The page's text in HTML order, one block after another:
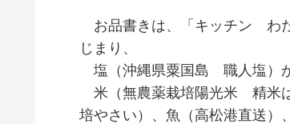
お品書きは、「キッチン わ
じまり、
塩（沖縄県粟国島 職人塩）か
米（無農薬栽培陽光米 精米
培やさい）、魚（高松港直送）